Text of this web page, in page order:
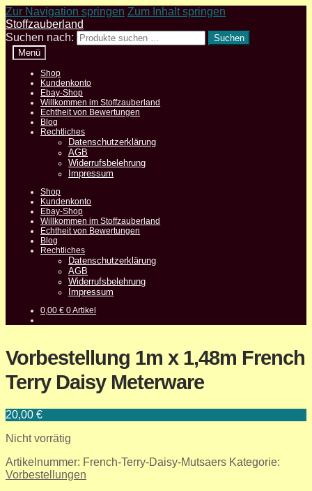
Zur Navigation springen Zum Inhalt springen
Stoffzauberland
Suchen nach:
Suchen
Menü
Shop
Kundenkonto
Ebay-Shop
Willkommen im Stoffzauberland
Echtheit von Bewertungen
Blog
Rechtliches
Datenschutzerklärung
AGB
Widerrufsbelehrung
Impressum
Shop
Kundenkonto
Ebay-Shop
Willkommen im Stoffzauberland
Echtheit von Bewertungen
Blog
Rechtliches
Datenschutzerklärung
AGB
Widerrufsbelehrung
Impressum
0,00€ 0 Artikel
Vorbestellung 1m x 1,48m French
Terry Daisy Meterware
20,00 €
Nicht vorrätig
Artikelnummer: French-Terry-Daisy-Mutsaers Kategorie:
Vorbestellungen